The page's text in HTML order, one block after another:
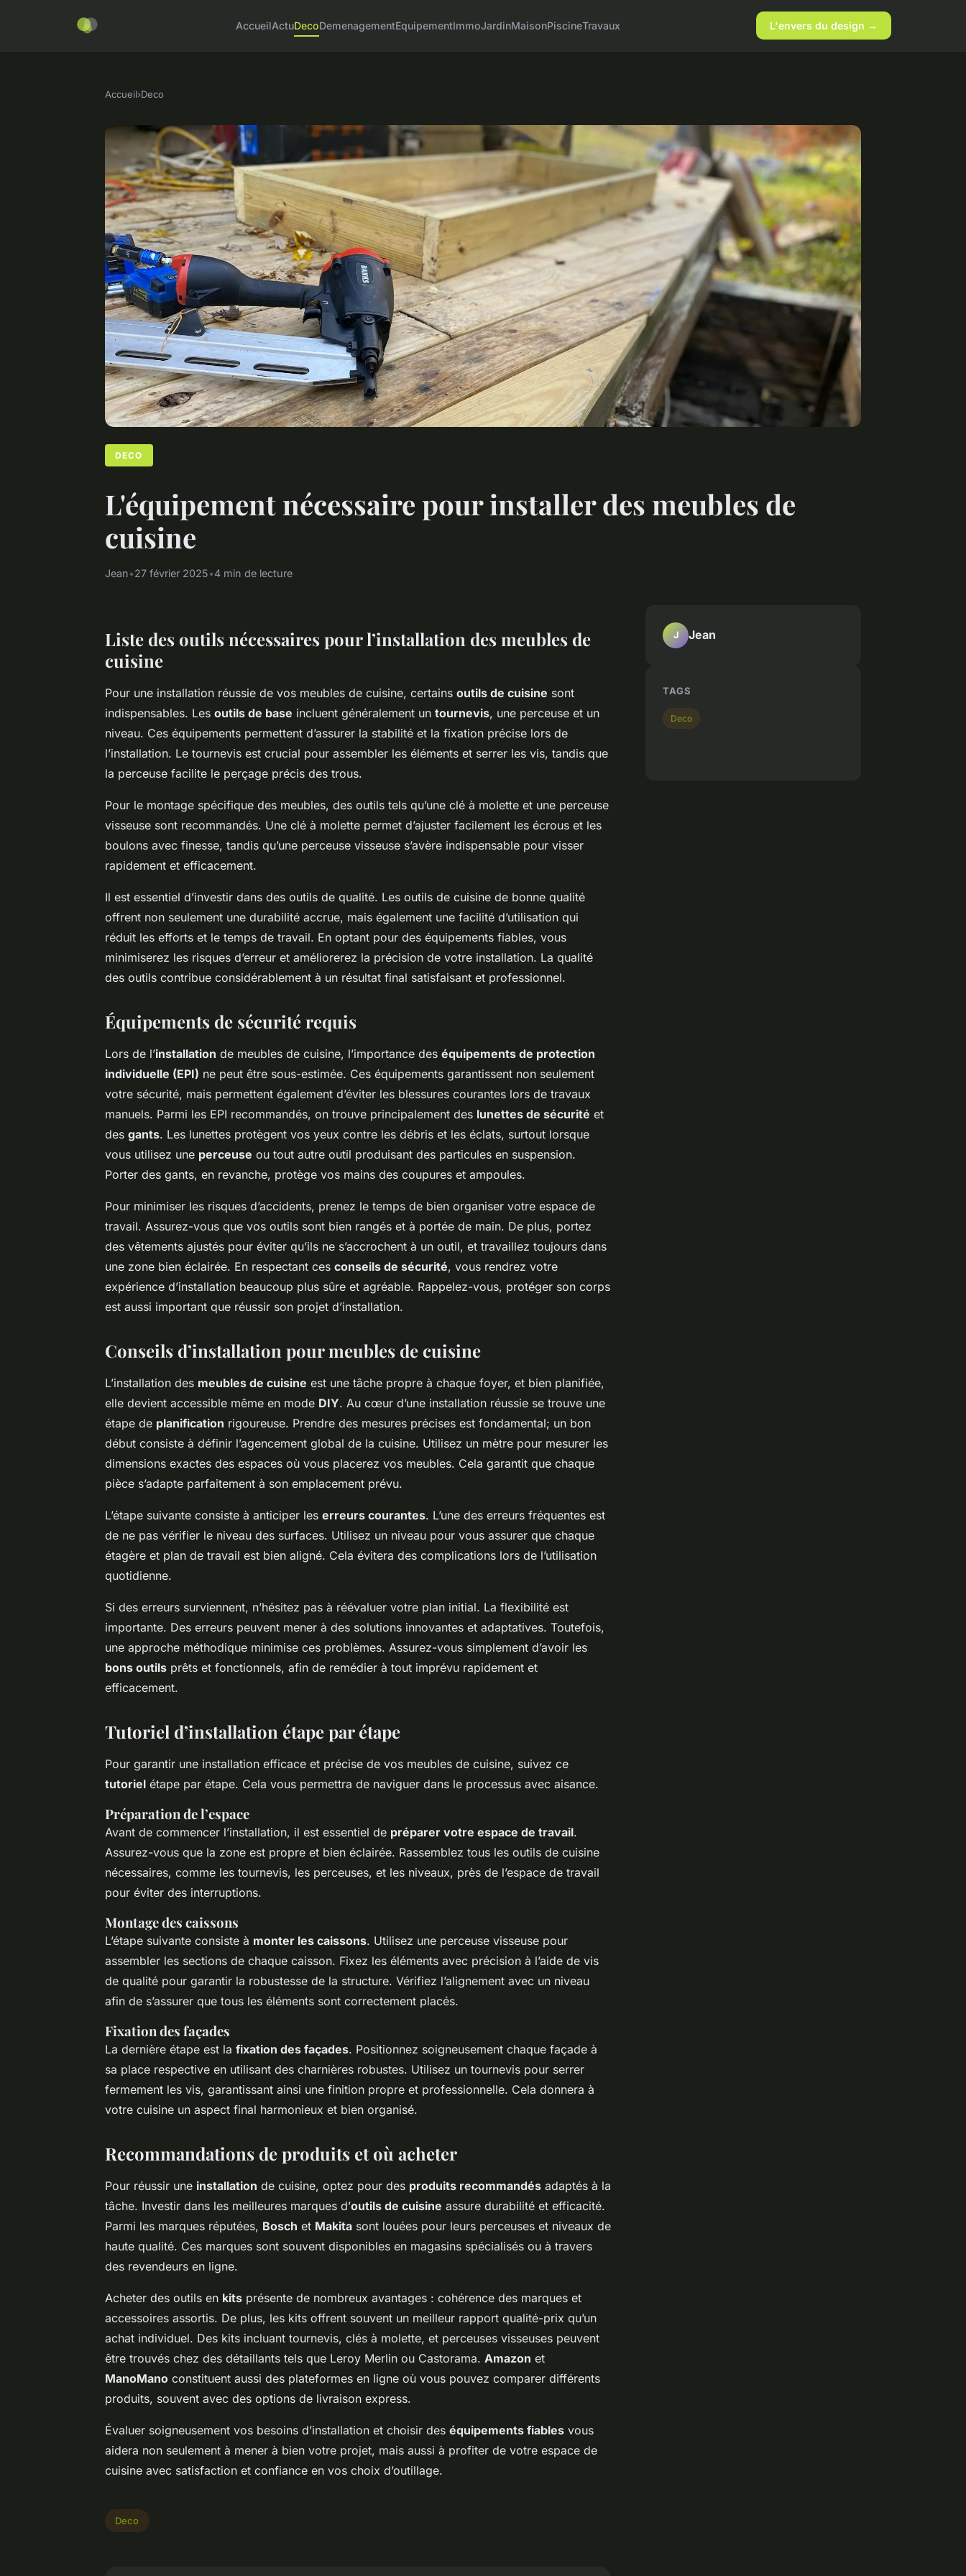
AccueilActuDecoDemenagementEquipementImmoJardinMaisonPiscineTravaux L'envers du design →
Accueil›Deco
DECO
L'équipement nécessaire pour installer des meubles de
cuisine
Jean•27 février 2025•4 min de lecture
Liste des outils nécessaires pour l’installation des meubles de
cuisine
Pour une installation réussie de vos meubles de cuisine, certains outils de cuisine sont
indispensables. Les outils de base incluent généralement un tournevis, une perceuse et un
niveau. Ces équipements permettent d’assurer la stabilité et la fixation précise lors de
l’installation. Le tournevis est crucial pour assembler les éléments et serrer les vis, tandis que
la perceuse facilite le perçage précis des trous.
Pour le montage spécifique des meubles, des outils tels qu’une clé à molette et une perceuse
visseuse sont recommandés. Une clé à molette permet d’ajuster facilement les écrous et les
boulons avec finesse, tandis qu’une perceuse visseuse s’avère indispensable pour visser
rapidement et efficacement.
Il est essentiel d’investir dans des outils de qualité. Les outils de cuisine de bonne qualité
offrent non seulement une durabilité accrue, mais également une facilité d’utilisation qui
réduit les efforts et le temps de travail. En optant pour des équipements fiables, vous
minimiserez les risques d’erreur et améliorerez la précision de votre installation. La qualité
des outils contribue considérablement à un résultat final satisfaisant et professionnel.
Équipements de sécurité requis
Lors de l’installation de meubles de cuisine, l’importance des équipements de protection
individuelle (EPI) ne peut être sous-estimée. Ces équipements garantissent non seulement
votre sécurité, mais permettent également d’éviter les blessures courantes lors de travaux
manuels. Parmi les EPI recommandés, on trouve principalement des lunettes de sécurité et
des gants. Les lunettes protègent vos yeux contre les débris et les éclats, surtout lorsque
vous utilisez une perceuse ou tout autre outil produisant des particules en suspension.
Porter des gants, en revanche, protège vos mains des coupures et ampoules.
Pour minimiser les risques d’accidents, prenez le temps de bien organiser votre espace de
travail. Assurez-vous que vos outils sont bien rangés et à portée de main. De plus, portez
des vêtements ajustés pour éviter qu’ils ne s’accrochent à un outil, et travaillez toujours dans
une zone bien éclairée. En respectant ces conseils de sécurité, vous rendrez votre
expérience d’installation beaucoup plus sûre et agréable. Rappelez-vous, protéger son corps
est aussi important que réussir son projet d’installation.
Conseils d’installation pour meubles de cuisine
L’installation des meubles de cuisine est une tâche propre à chaque foyer, et bien planifiée,
elle devient accessible même en mode DIY. Au cœur d’une installation réussie se trouve une
étape de planification rigoureuse. Prendre des mesures précises est fondamental; un bon
début consiste à définir l’agencement global de la cuisine. Utilisez un mètre pour mesurer les
dimensions exactes des espaces où vous placerez vos meubles. Cela garantit que chaque
pièce s’adapte parfaitement à son emplacement prévu.
L’étape suivante consiste à anticiper les erreurs courantes. L’une des erreurs fréquentes est
de ne pas vérifier le niveau des surfaces. Utilisez un niveau pour vous assurer que chaque
étagère et plan de travail est bien aligné. Cela évitera des complications lors de l’utilisation
quotidienne.
Si des erreurs surviennent, n’hésitez pas à réévaluer votre plan initial. La flexibilité est
importante. Des erreurs peuvent mener à des solutions innovantes et adaptatives. Toutefois,
une approche méthodique minimise ces problèmes. Assurez-vous simplement d’avoir les
bons outils prêts et fonctionnels, afin de remédier à tout imprévu rapidement et
efficacement.
Tutoriel d’installation étape par étape
Pour garantir une installation efficace et précise de vos meubles de cuisine, suivez ce
tutoriel étape par étape. Cela vous permettra de naviguer dans le processus avec aisance.
Préparation de l’espace
Avant de commencer l’installation, il est essentiel de préparer votre espace de travail.
Assurez-vous que la zone est propre et bien éclairée. Rassemblez tous les outils de cuisine
nécessaires, comme les tournevis, les perceuses, et les niveaux, près de l’espace de travail
pour éviter des interruptions.
Montage des caissons
L’étape suivante consiste à monter les caissons. Utilisez une perceuse visseuse pour
assembler les sections de chaque caisson. Fixez les éléments avec précision à l’aide de vis
de qualité pour garantir la robustesse de la structure. Vérifiez l’alignement avec un niveau
afin de s’assurer que tous les éléments sont correctement placés.
Fixation des façades
La dernière étape est la fixation des façades. Positionnez soigneusement chaque façade à
sa place respective en utilisant des charnières robustes. Utilisez un tournevis pour serrer
fermement les vis, garantissant ainsi une finition propre et professionnelle. Cela donnera à
votre cuisine un aspect final harmonieux et bien organisé.
Recommandations de produits et où acheter
Pour réussir une installation de cuisine, optez pour des produits recommandés adaptés à la
tâche. Investir dans les meilleures marques d’outils de cuisine assure durabilité et efficacité.
Parmi les marques réputées, Bosch et Makita sont louées pour leurs perceuses et niveaux de
haute qualité. Ces marques sont souvent disponibles en magasins spécialisés ou à travers
des revendeurs en ligne.
Acheter des outils en kits présente de nombreux avantages : cohérence des marques et
accessoires assortis. De plus, les kits offrent souvent un meilleur rapport qualité-prix qu’un
achat individuel. Des kits incluant tournevis, clés à molette, et perceuses visseuses peuvent
être trouvés chez des détaillants tels que Leroy Merlin ou Castorama. Amazon et
ManoMano constituent aussi des plateformes en ligne où vous pouvez comparer différents
produits, souvent avec des options de livraison express.
Évaluer soigneusement vos besoins d’installation et choisir des équipements fiables vous
aidera non seulement à mener à bien votre projet, mais aussi à profiter de votre espace de
cuisine avec satisfaction et confiance en vos choix d’outillage.
Deco
J Jean
TAGS
Deco